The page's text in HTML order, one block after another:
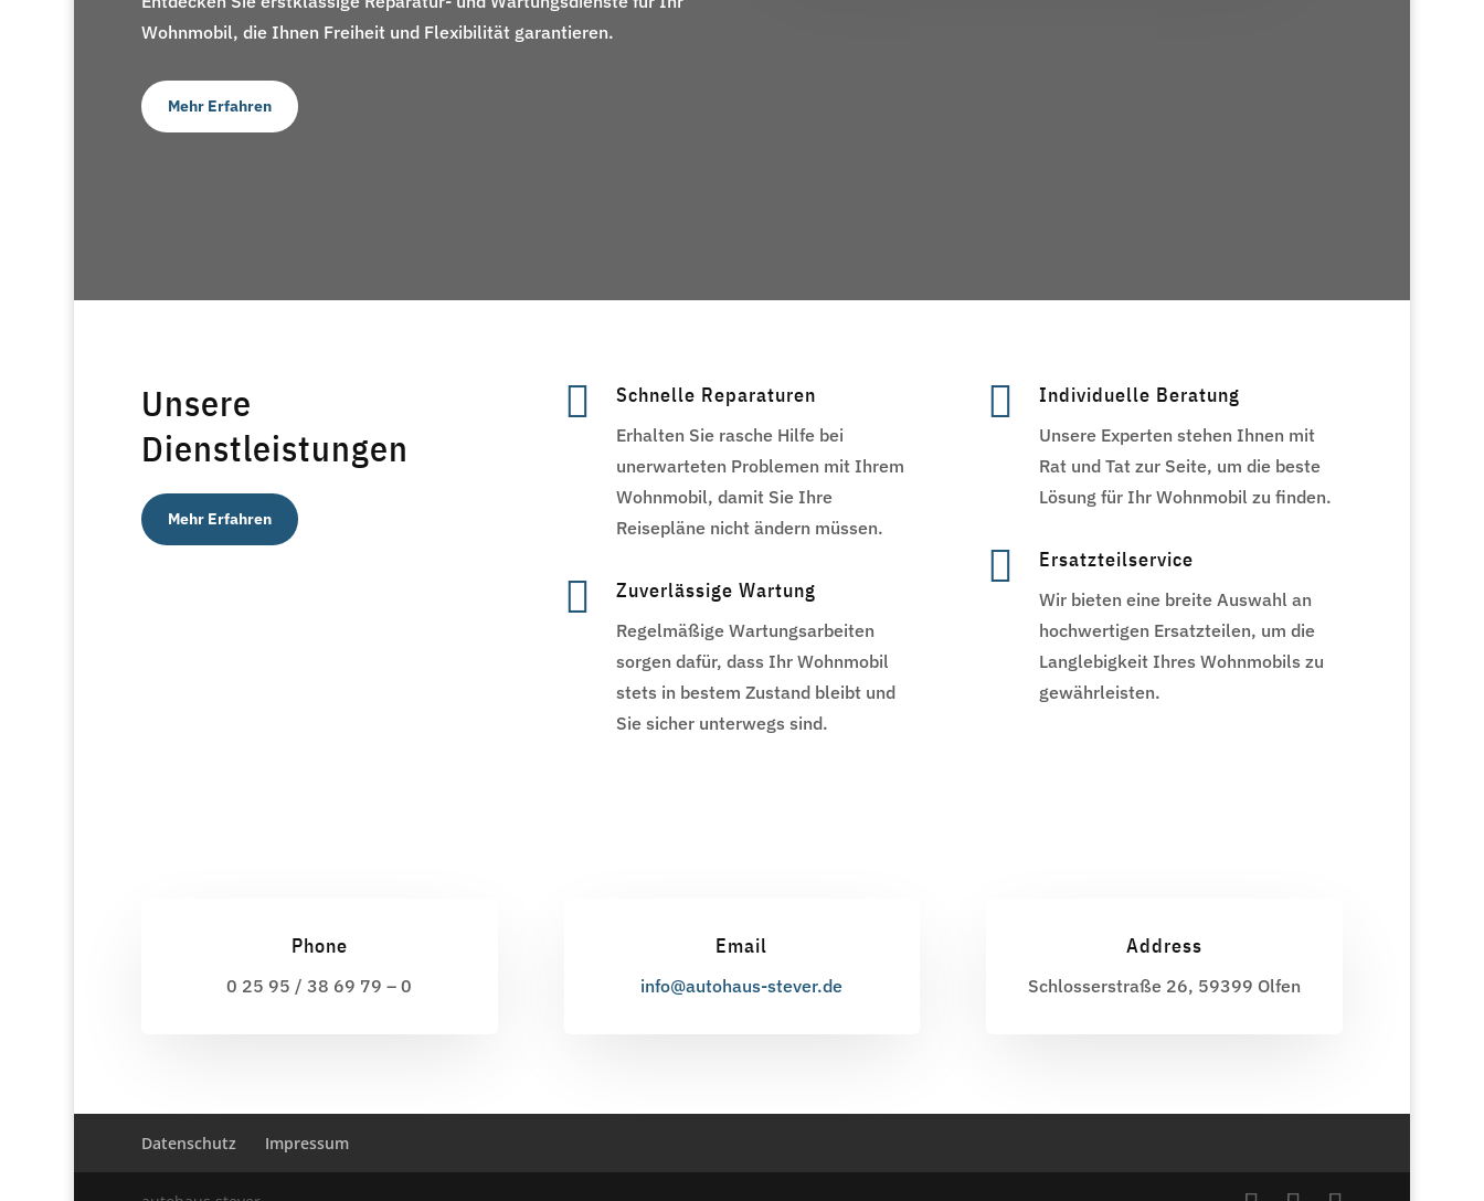
Wohnmobil, die Ihnen Freiheit und Flexibilität garantieren.
Mehr Erfahren
Unsere
Dienstleistungen
Mehr Erfahren
 Schnelle Reparaturen
Erhalten Sie rasche Hilfe bei
unerwarteten Problemen mit Ihrem
Wohnmobil, damit Sie Ihre
Reisepläne nicht ändern müssen.
 Zuverlässige Wartung
Regelmäßige Wartungsarbeiten
sorgen dafür, dass Ihr Wohnmobil
stets in bestem Zustand bleibt und
Sie sicher unterwegs sind.
 Individuelle Beratung
Unsere Experten stehen Ihnen mit
Rat und Tat zur Seite, um die beste
Lösung für Ihr Wohnmobil zu finden.
 Ersatzteilservice
Wir bieten eine breite Auswahl an
hochwertigen Ersatzteilen, um die
Langlebigkeit Ihres Wohnmobils zu
gewährleisten.
Phone
0 25 95 / 38 69 79 – 0
Email
info@autohaus-stever.de
Address
Schlosserstraße 26, 59399 Olfen
Datenschutz Impressum